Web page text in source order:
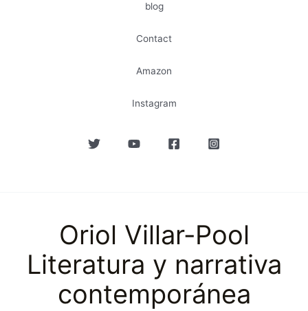
blog
Contact
Amazon
Instagram
Oriol Villar-Pool
Literatura y narrativa
contemporánea